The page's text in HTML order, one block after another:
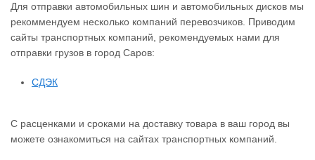
Для отправки автомобильных шин и автомобильных дисков мы
рекоммендуем несколько компаний перевозчиков. Приводим
сайты транспортных компаний, рекомендуемых нами для
отправки грузов в город Саров:
СДЭК
С расценками и сроками на доставку товара в ваш город вы
можете ознакомиться на сайтах транспортных компаний.